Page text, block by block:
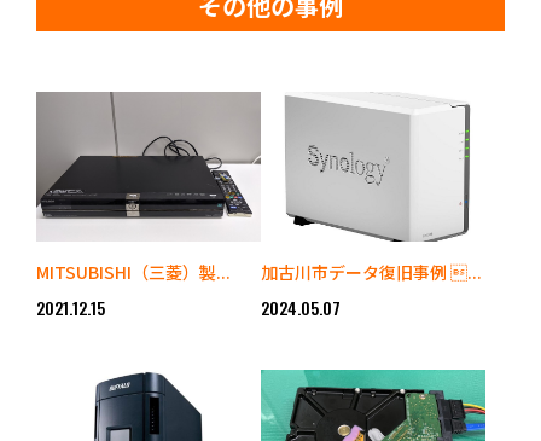
MITSUBISHI（三菱）製...
2021.12.15
加古川市データ復旧事例 ...
2024.05.07